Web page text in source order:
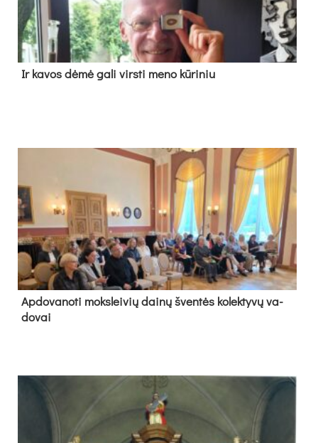
Ir ka­vos dė­mė ga­li virs­ti me­no kū­ri­niu
Ap­do­va­no­ti moks­lei­vių dai­nų šven­tės ko­lek­ty­vų va­
do­vai